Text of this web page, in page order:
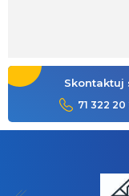
Skontaktuj
71 322 20